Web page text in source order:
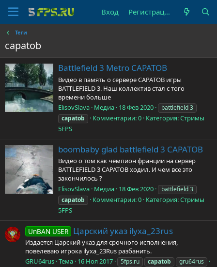
Вход Регистрация
Теги
capatob
Battlefield 3 Metro CAPATOB
Видео в память о сервере CAPATOB игры
BATTLEFIELD 3. Наш коллектив стал с того
времени больше
ElisovSlava Медиа 18 Фев 2020
battlefield 3
capatob
Комментарии: 0 Категория: Стримы
5FPS
boombaby glad battlefield 3 CAPATOB
Видео о том как чемпион франции на сервер
BATTLEFIELD 3 CAPATOB ходил. И чем все это
закончилось ?
ElisovSlava Медиа 18 Фев 2020
battlefield 3
capatob
Комментарии: 0 Категория: Стримы
5FPS
UnBAN USER Царский указ ilyxa_23rus
Издается Царский указ для срочного исполнения,
повелеваю игрока ilyxa_23Rus разбанить.
GRU64rus Тема 16 Ноя 2017 5fps.ru capatob gru64rus